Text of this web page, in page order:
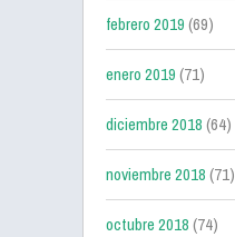
febrero 2019(69)
enero 2019(71)
diciembre 2018(64)
noviembre 2018(71)
octubre 2018(74)